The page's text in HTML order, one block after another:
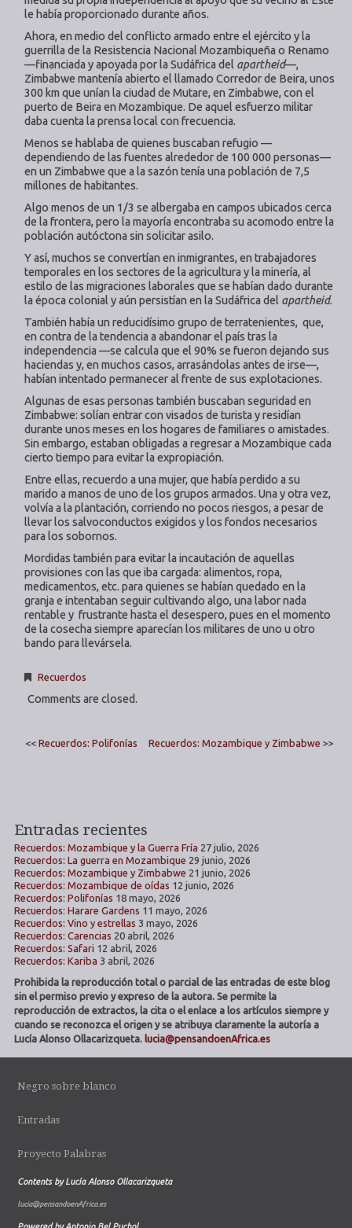
le había proporcionado durante años.
Ahora, en medio del conflicto armado entre el ejército y la
guerrilla de la Resistencia Nacional Mozambiqueña o Renamo
—financiada y apoyada por la Sudáfrica del apartheid—,
Zimbabwe mantenía abierto el llamado Corredor de Beira, unos
300 km que unían la ciudad de Mutare, en Zimbabwe, con el
puerto de Beira en Mozambique. De aquel esfuerzo militar
daba cuenta la prensa local con frecuencia.
Menos se hablaba de quienes buscaban refugio —
dependiendo de las fuentes alrededor de 100 000 personas—
en un Zimbabwe que a la sazón tenía una población de 7,5
millones de habitantes.
Algo menos de un 1/3 se albergaba en campos ubicados cerca
de la frontera, pero la mayoría encontraba su acomodo entre la
población autóctona sin solicitar asilo.
Y así, muchos se convertían en inmigrantes, en trabajadores
temporales en los sectores de la agricultura y la minería, al
estilo de las migraciones laborales que se habían dado durante
la época colonial y aún persistían en la Sudáfrica del apartheid.
También había un reducidísimo grupo de terratenientes, que,
en contra de la tendencia a abandonar el país tras la
independencia —se calcula que el 90% se fueron dejando sus
haciendas y, en muchos casos, arrasándolas antes de irse—,
habían intentado permanecer al frente de sus explotaciones.
Algunas de esas personas también buscaban seguridad en
Zimbabwe: solían entrar con visados de turista y residían
durante unos meses en los hogares de familiares o amistades.
Sin embargo, estaban obligadas a regresar a Mozambique cada
cierto tiempo para evitar la expropiación.
Entre ellas, recuerdo a una mujer, que había perdido a su
marido a manos de uno de los grupos armados. Una y otra vez,
volvía a la plantación, corriendo no pocos riesgos, a pesar de
llevar los salvoconductos exigidos y los fondos necesarios
para los sobornos.
Mordidas también para evitar la incautación de aquellas
provisiones con las que iba cargada: alimentos, ropa,
medicamentos, etc. para quienes se habían quedado en la
granja e intentaban seguir cultivando algo, una labor nada
rentable y frustrante hasta el desespero, pues en el momento
de la cosecha siempre aparecían los militares de uno u otro
bando para llevársela.
Recuerdos
Comments are closed.
Recuerdos: Mozambique y Zimbabwe >>
<<Recuerdos: Polifonías
Entradas recientes
Recuerdos: Mozambique y la Guerra Fría 27 julio, 2026
Recuerdos: La guerra en Mozambique 29 junio, 2026
Recuerdos: Mozambique y Zimbabwe 21 junio, 2026
Recuerdos: Mozambique de oídas 12 junio, 2026
Recuerdos: Polifonías 18 mayo, 2026
Recuerdos: Harare Gardens 11 mayo, 2026
Recuerdos: Vino y estrellas 3 mayo, 2026
Recuerdos: Carencias 20 abril, 2026
Recuerdos: Safari 12 abril, 2026
Recuerdos: Kariba 3 abril, 2026
Prohibida la reproducción total o parcial de las entradas de este blog
sin el permiso previo y expreso de la autora. Se permite la
reproducción de extractos, la cita o el enlace a los artículos siempre y
cuando se reconozca el origen y se atribuya claramente la autoría a
Lucía Alonso Ollacarizqueta. lucia@pensandoenAfrica.es
Negro sobre blanco
Entradas
Proyecto Palabras
Contents by Lucía Alonso Ollacarizqueta
lucia@pensandoenAfrica.es